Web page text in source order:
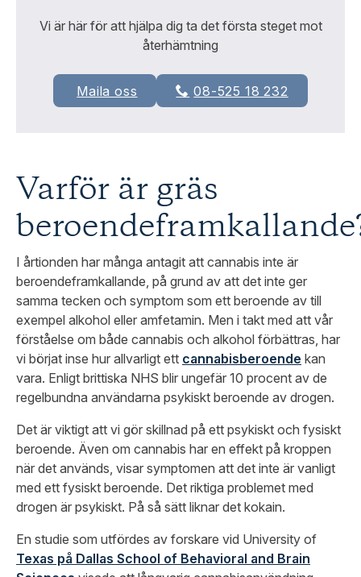
Vi är här för att hjälpa dig ta det första steget mot
återhämtning
Maila oss 08-525 18 232
Varför är gräs
I årtionden har många antagit att cannabis inte är
beroendeframkallande, på grund av att det inte ger
samma tecken och symptom som ett beroende av till
exempel alkohol eller amfetamin. Men i takt med att vår
förståelse om både cannabis och alkohol förbättras, har
vi börjat inse hur allvarligt ett cannabisberoende kan
vara. Enligt brittiska NHS blir ungefär 10 procent av de
regelbundna användarna psykiskt beroende av drogen.
Det är viktigt att vi gör skillnad på ett psykiskt och fysiskt
beroende. Även om cannabis har en effekt på kroppen
när det används, visar symptomen att det inte är vanligt
med ett fysiskt beroende. Det riktiga problemet med
drogen är psykiskt. På så sätt liknar det kokain.
En studie som utfördes av forskare vid University of
Texas på Dallas School of Behavioral and Brain